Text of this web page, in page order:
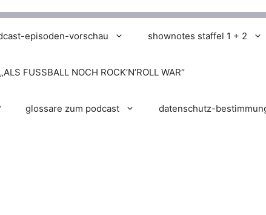
episoden-vorschau shownotes staffel 1 + 2
FUSSBALL NOCH ROCK’N’ROLL WAR“
glossare zum podcast datenschutz-